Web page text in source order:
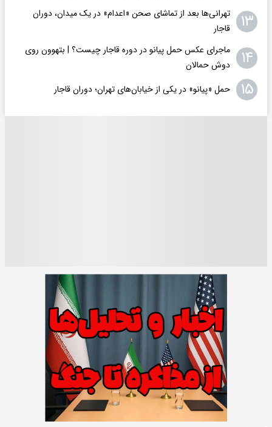
۱۳
تهرانی‌ها بعد از تماشای صحن «اعدام» در یک میدان، دوران
قاجار
۱۴
ماجرای عکس حمل پیانو در دوره قاجار چیست؟ | بتهوون روی
دوش حمالان
۱۵ حمل «پیانو» در یکی از خیابان‌های تهران؛ دوران قاجار